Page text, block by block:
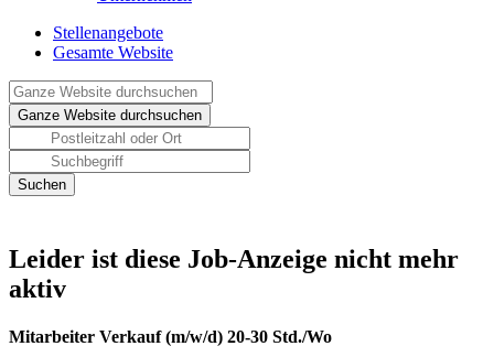
Stellenangebote
Gesamte Website
Leider ist diese Job-Anzeige nicht mehr
aktiv
Mitarbeiter Verkauf (m/w/d) 20-30 Std./Wo